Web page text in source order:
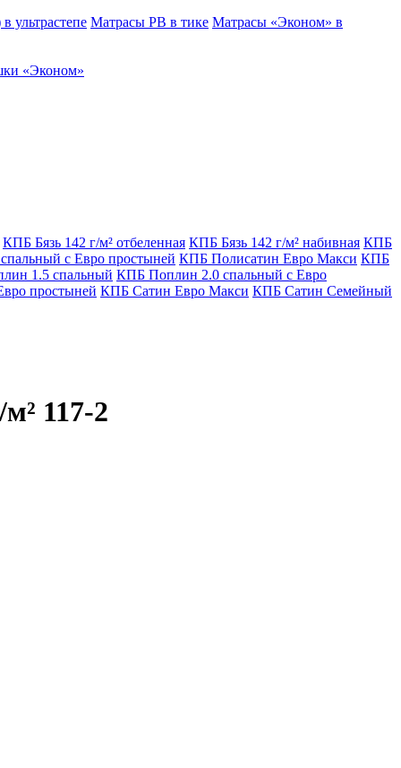
ультрастепе Матрасы РВ в тике Матрасы «Эконом» в
«Эконом»
КПБ Бязь 142 г/м² отбеленная КПБ Бязь 142 г/м² набивная КПБ
с Евро простыней КПБ Полисатин Евро Макси КПБ
1.5 спальный КПБ Поплин 2.0 спальный с Евро
простыней КПБ Сатин Евро Макси КПБ Сатин Семейный
117-2